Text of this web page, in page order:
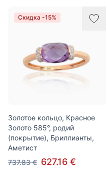
Скидка -15%
Золотое кольцо, Красное
Золото 585°, родий
(покрытие), Бриллианты,
Аметист
737.83 € 627.16 €